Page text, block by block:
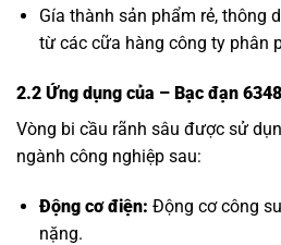
Gía thành sản phẩm rẻ, thông
từ các cữa hàng công ty phân
2.2 Ứng dụng của – Bạc đạn 6348
Vòng bi cầu rãnh sâu được sử
ngành công nghiệp sau:
Động cơ điện: Động cơ công
nặng.